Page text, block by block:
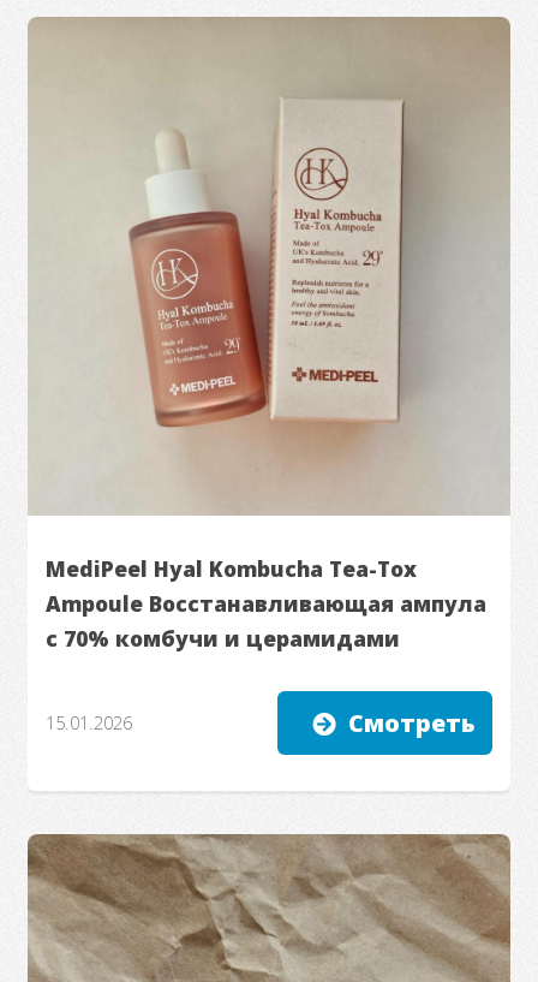
MediPeel Hyal Kombucha Tea-Tox
Ampoule Восстанавливающая ампула
с 70% комбучи и церамидами
15.01.2026 Смотреть